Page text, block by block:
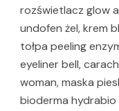
rozświetlacz glow
undofen żel, krem
tołpa peeling
eyeliner bell,
woman, maska
bioderma hydrabio